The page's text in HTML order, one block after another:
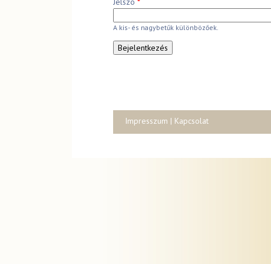
A kis- és nagybetűk különbözőek.
Impresszum | Kapcsolat